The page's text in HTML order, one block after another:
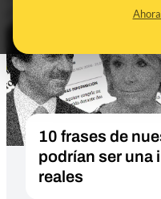
10 frases de
podrían ser una
reales